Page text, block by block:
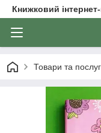
Книжковий
Товари та